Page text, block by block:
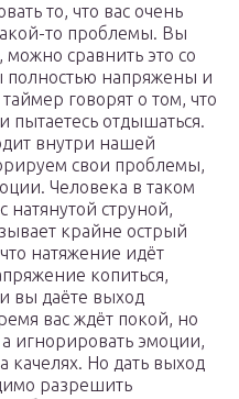
то, что вас очень
то проблемы. Вы
сравнить это со
полностью напряжены и
говорят о том, что
пытаетесь отдышаться.
внутри нашей
свои проблемы,
Человека в таком
натянутой струной,
крайне острый
натяжение идёт
копиться,
вы даёте выход
вас ждёт покой, но
игнорировать эмоции,
качелях. Но дать выход
разрешить